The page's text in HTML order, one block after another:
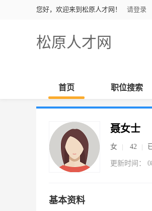
您好，欢迎来到松原人才网！ 请登录
松原人才网
首页 职位搜索
聂女士
女 42
更新时间：
基本资料